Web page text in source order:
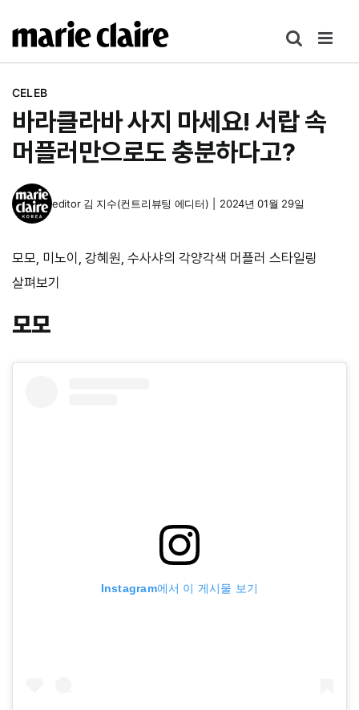
텐
건CELEB
바라클라바 사지 마세요! 서랍 속
머플러만으로도 충분하다고?
editor 김 지수(컨트리뷰팅 에디터) 2024년 01월 29일
모모, 미노이, 강혜원, 수사샤의 각양각색 머플러 스타일링
살펴보기
모모
Instagram에서 이 게시물 보기